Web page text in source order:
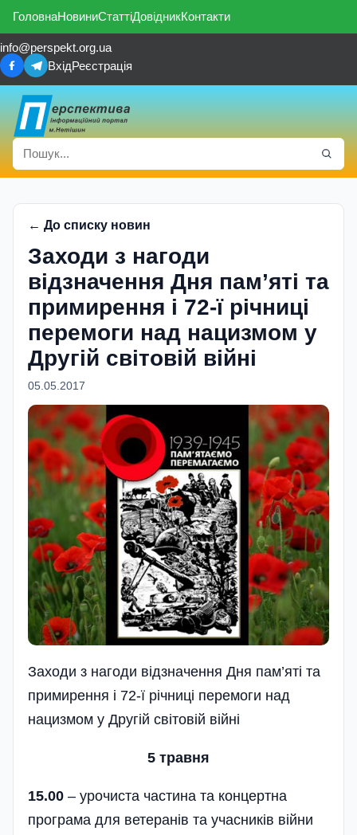
ГоловнаНовиниСтаттіДовідникКонтакти
info@perspekt.org.ua
ВхідРеєстрація
← До списку новин
Заходи з нагоди
відзначення Дня пам’яті та
примирення і 72-ї річниці
перемоги над нацизмом у
Другій світовій війнi
05.05.2017
Заходи з нагоди відзначення Дня пам’яті та
примирення і 72-ї річниці перемоги над
нацизмом у Другій світовій війнi
5 травня
15.00 – урочиста частина та концертна
програма для ветеранів та учасників війни